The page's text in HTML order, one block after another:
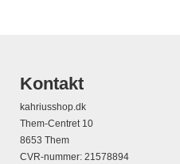
Kontakt
kahriusshop.dk
Them-Centret 10
8653 Them
CVR-nummer: 21578894